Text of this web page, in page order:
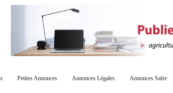
Petites Annonces Annonces Légales Annonces Safer